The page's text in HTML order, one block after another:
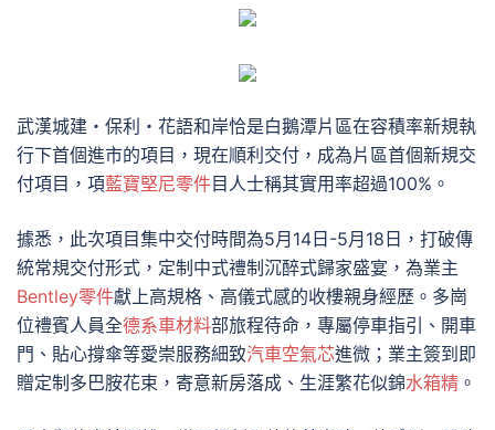
武漢城建・保利・花語和岸恰是白鵝潭片區在容積率新規執
行下首個進市的項目，現在順利交付，成為片區首個新規交
付項目，項藍寶堅尼零件目人士稱其實用率超過100%。
據悉，此次項目集中交付時間為5月14日-5月18日，打破傳
統常規交付形式，定制中式禮制沉醉式歸家盛宴，為業主
Bentley零件獻上高規格、高儀式感的收樓親身經歷。多崗
位禮賓人員全德系車材料部旅程待命，專屬停車指引、開車
門、貼心撐傘等愛崇服務細致汽車空氣芯進微；業主簽到即
贈定制多巴胺花束，寄意新房落成、生涯繁花似錦水箱精 。